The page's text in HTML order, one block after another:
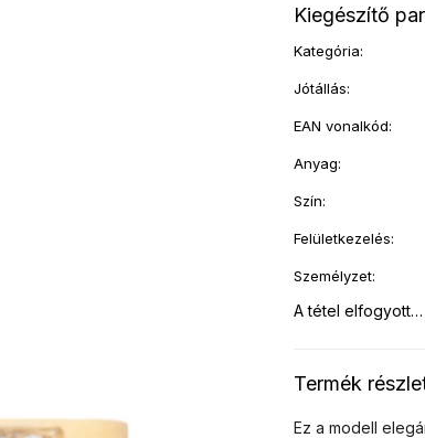
Termék
Ez a modell
Kiegészítő
Kategória:
Jótállás:
EAN vonalkód:
Anyag:
Szín:
Felületkezelés:
Személyzet:
A tétel elfogyott…